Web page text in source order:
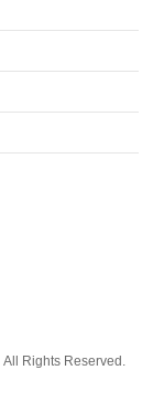
All Rights Reserved.